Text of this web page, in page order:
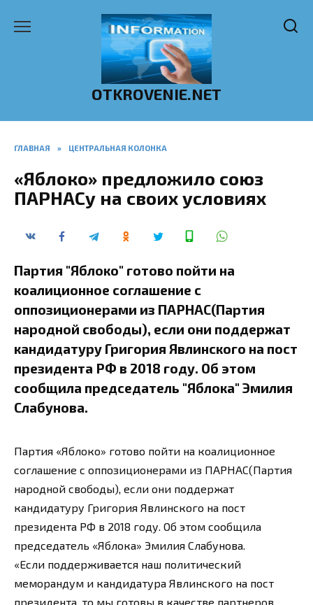
OTKROVENIE.NET
ГЛАВНАЯ » ЦЕНТРАЛЬНАЯ КОЛОНКА
«Яблоко» предложило союз
ПАРНАСу на своих условиях
Партия "Яблоко" готово пойти на
коалиционное соглашение с
оппозиционерами из ПАРНАС(Партия
народной свободы), если они поддержат
кандидатуру Григория Явлинского на пост
президента РФ в 2018 году. Об этом
сообщила председатель "Яблока" Эмилия
Слабунова.
Партия «Яблоко» готово пойти на коалиционное
соглашение с оппозиционерами из ПАРНАС(Партия
народной свободы), если они поддержат
кандидатуру Григория Явлинского на пост
президента РФ в 2018 году. Об этом сообщила
председатель «Яблока» Эмилия Слабунова.
«Если поддерживается наш политический
меморандум и кандидатура Явлинского на пост
президента, то мы готовы в качестве партнеров